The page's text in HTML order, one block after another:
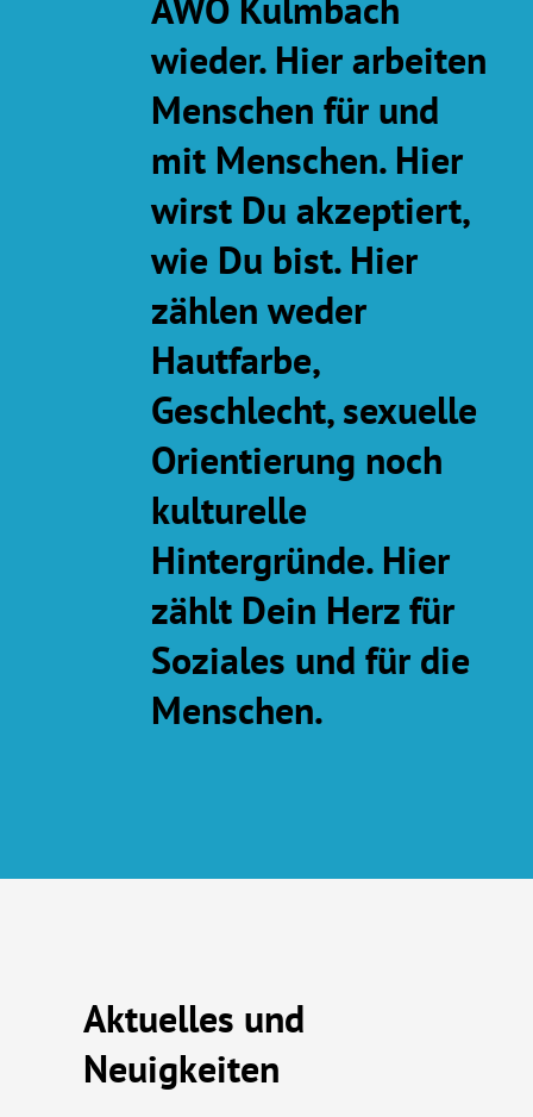
wieder. Hier arbeiten
Menschen für und
mit Menschen. Hier
wirst Du akzeptiert,
wie Du bist. Hier
zählen weder
Hautfarbe,
Geschlecht, sexuelle
Orientierung noch
kulturelle
Hintergründe. Hier
zählt Dein Herz für
Soziales und für die
Menschen.
Aktuelles und
Neuigkeiten